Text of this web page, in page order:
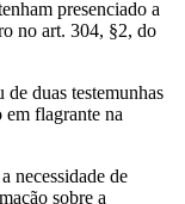
presenciado a
no art. 304, §2, do
de duas testemunhas
flagrante na
necessidade de
sobre a